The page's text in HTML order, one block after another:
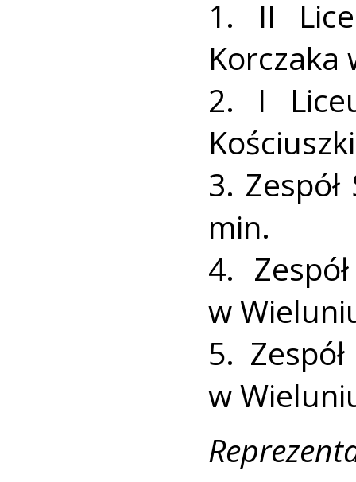
1. II
Korczaka
2. I
3.
min.
4.
w
5.
w